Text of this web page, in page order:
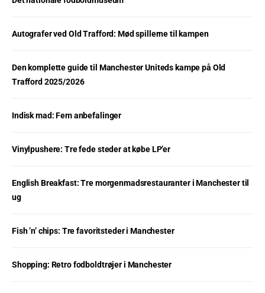
Autografer ved Old Trafford: Mød spillerne til kampen
Den komplette guide til Manchester Uniteds kampe på Old
Trafford 2025/2026
Indisk mad: Fem anbefalinger
Vinylpushere: Tre fede steder at købe LP’er
English Breakfast: Tre morgenmadsrestauranter i Manchester til
ug
Fish ’n’ chips: Tre favoritsteder i Manchester
Shopping: Retro fodboldtrøjer i Manchester